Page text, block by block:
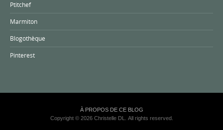
Ptitchef
Marmiton
Blogothèque
Pinterest
À PROPOS DE CE BLOG
Copyright © 2026 Christelle DL. All rights reserved.